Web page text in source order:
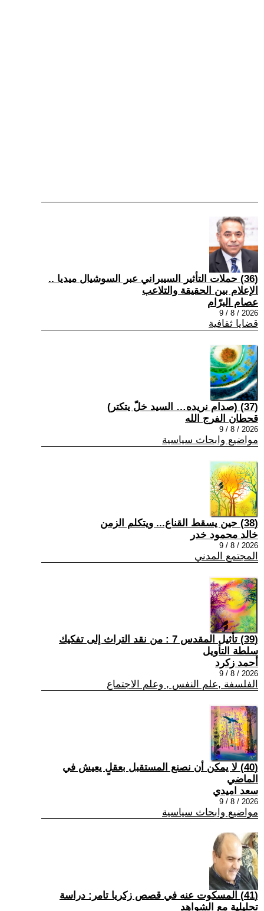
(36) حملات التأثير السيبراني عبر السوشيال ميديا ..
الإعلام بين الحقيقة والتلاعب
عصام البرّام
2026 / 8 / 9
قضايا ثقافية
(37) (صدام نريده… السيد خلّ يتكتر)
قحطان الفرج الله
2026 / 8 / 9
مواضيع وابحاث سياسية
(38) حين يسقط القناع... ويتكلم الزمن
خالد محمود خدر
2026 / 8 / 9
المجتمع المدني
(39) تأثيل المقدس 7 : من نقد التراث إلى تفكيك
سلطة التأويل
أحمد زكرد
2026 / 8 / 9
الفلسفة ,علم النفس , وعلم الاجتماع
(40) لا يمكن أن نصنع المستقبل بعقلٍ يعيش في
الماضي
سعد اميدي
2026 / 8 / 9
مواضيع وابحاث سياسية
(41) المسكوت عنه في قصص زكريا تامر: دراسة
تحليلية مع الشواهد